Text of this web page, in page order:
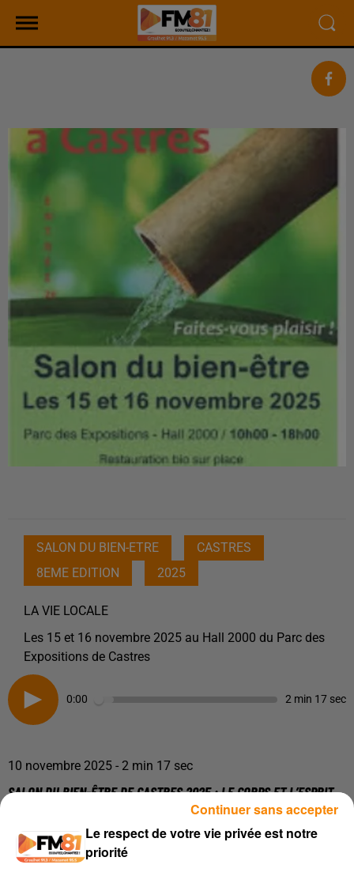
SALON DU BIEN-ETRE
CASTRES
8EME EDITION
2025
LA VIE LOCALE
Les 15 et 16 novembre 2025 au Hall 2000 du Parc des
Expositions de Castres
0:00 2 min 17 sec
10 novembre 2025 - 2 min 17 sec
SALON DU BIEN-ÊTRE DE CASTRES 2025 : LE CORPS ET L’ESPRIT
Les samedi 15 et dimanche 16 novembre 2025, la ville de
Le respect de votre vie privée est notre
priorité
Continuer sans accepter